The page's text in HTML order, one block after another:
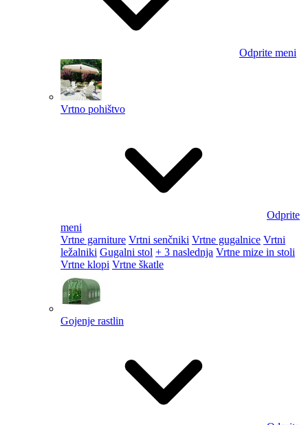
Odprite meni
Vrtno pohištvo
Odprite
meni
Vrtne garniture Vrtni senčniki Vrtne gugalnice Vrtni
ležalniki Gugalni stol + 3 naslednja Vrtne mize in stoli
Vrtne klopi Vrtne škatle
Gojenje rastlin